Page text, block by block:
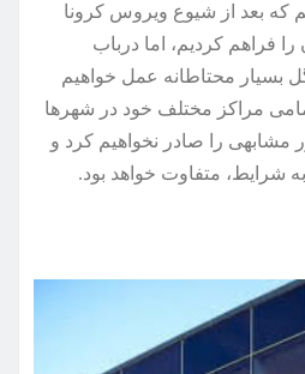
که بعد از شیوع ویروس کرونا
فراهم کردیم، اما درباب
بسیار محتاطانه عمل خواهیم
مراکز مختلف خود در شهرها
مشابهی را صادر نخواهیم کرد و
شرایط، متفاوت خواهد بود.